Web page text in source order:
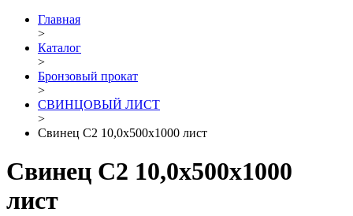
Главная
>
Каталог
>
Бронзовый прокат
>
СВИНЦОВЫЙ ЛИСТ
>
Свинец С2 10,0х500х1000 лист
Свинец С2 10,0х500х1000
лист